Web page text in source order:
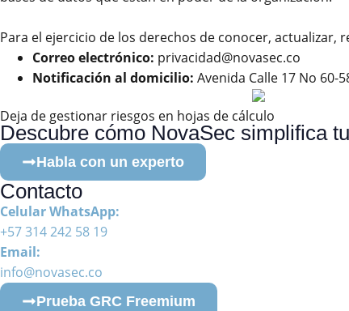
Para el ejercicio de los derechos de conocer, actualizar,
Correo electrónico: privacidad@novasec.co
Notificación al domicilio: Avenida Calle 17 No 60-
Deja de gestionar riesgos en hojas de cálculo
Descubre cómo NovaSec simplifica
Habla con un experto
Contacto
Celular WhatsApp:
+57 314 242 58 19
Email:
info@novasec.co
Prueba GRC Freemium